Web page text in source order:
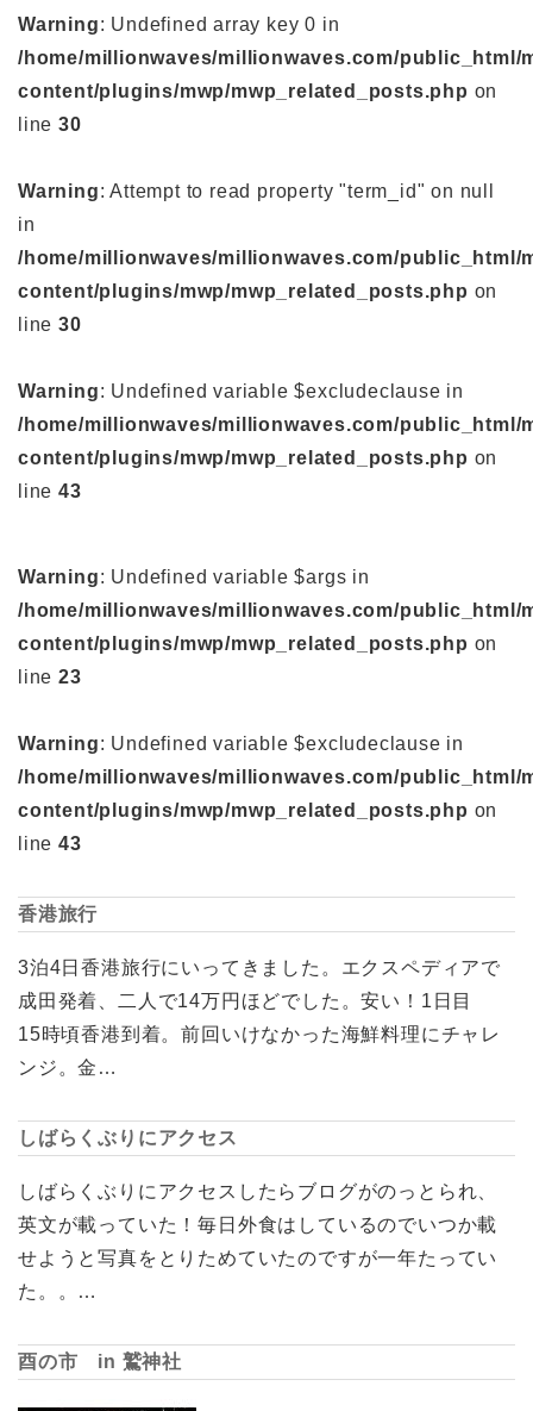
Warning: Undefined array key 0 in
/home/millionwaves/millionwaves.com/public_html/
content/plugins/mwp/mwp_related_posts.php on
line 30
Warning: Attempt to read property "term_id" on null
in
/home/millionwaves/millionwaves.com/public_html/
content/plugins/mwp/mwp_related_posts.php on
line 30
Warning: Undefined variable $excludeclause in
/home/millionwaves/millionwaves.com/public_html/
content/plugins/mwp/mwp_related_posts.php on
line 43
Warning: Undefined variable $args in
/home/millionwaves/millionwaves.com/public_html/
content/plugins/mwp/mwp_related_posts.php on
line 23
Warning: Undefined variable $excludeclause in
/home/millionwaves/millionwaves.com/public_html/
content/plugins/mwp/mwp_related_posts.php on
line 43
香港旅行
3泊4日香港旅行にいってきました。エクスペディアで
成田発着、二人で14万円ほどでした。安い！1日目
15時頃香港到着。前回いけなかった海鮮料理にチャレ
ンジ。金…
しばらくぶりにアクセス
しばらくぶりにアクセスしたらブログがのっとられ、
英文が載っていた！毎日外食はしているのでいつか載
せようと写真をとりためていたのですが一年たってい
た。。…
酉の市 in 鷲神社